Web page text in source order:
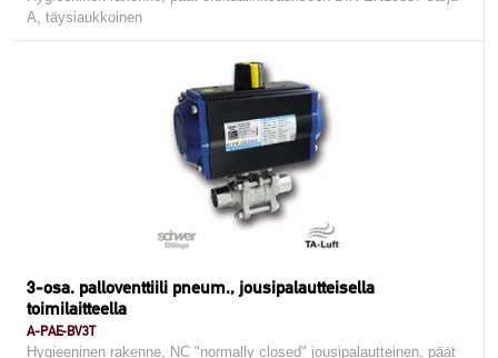
A, täysiaukkoinen
3-osa. palloventtiili pneum., jousipalautteisella
toimilaitteella
A-PAE-BV3T
Hygieeninen rakenne, NC "normally closed" jousipalautteinen, päät